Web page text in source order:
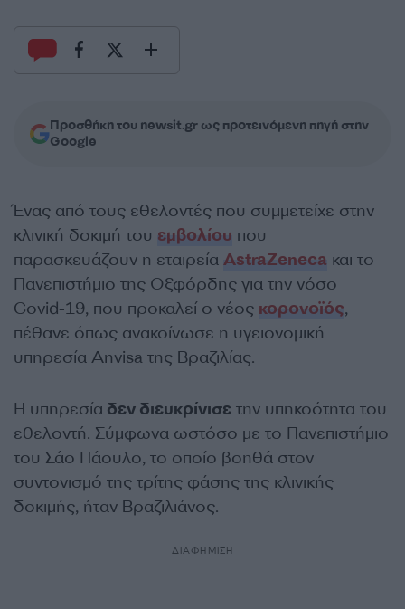
Προσθήκη του newsit.gr ως προτεινόμενη πηγή στην
Google
Ένας από τους εθελοντές που συμμετείχε στην
κλινική δοκιμή του εμβολίου που
παρασκευάζουν η εταιρεία AstraZeneca και το
Πανεπιστήμιο της Οξφόρδης για την νόσο
Covid-19, που προκαλεί ο νέος κορονοϊός,
πέθανε όπως ανακοίνωσε η υγειονομική
υπηρεσία Anvisa της Βραζιλίας.
Η υπηρεσία δεν διευκρίνισε την υπηκοότητα του
εθελοντή. Σύμφωνα ωστόσο με το Πανεπιστήμιο
του Σάο Πάουλο, το οποίο βοηθά στον
συντονισμό της τρίτης φάσης της κλινικής
δοκιμής, ήταν Βραζιλιάνος.
ΔΙΑΦΗΜΙΣΗ